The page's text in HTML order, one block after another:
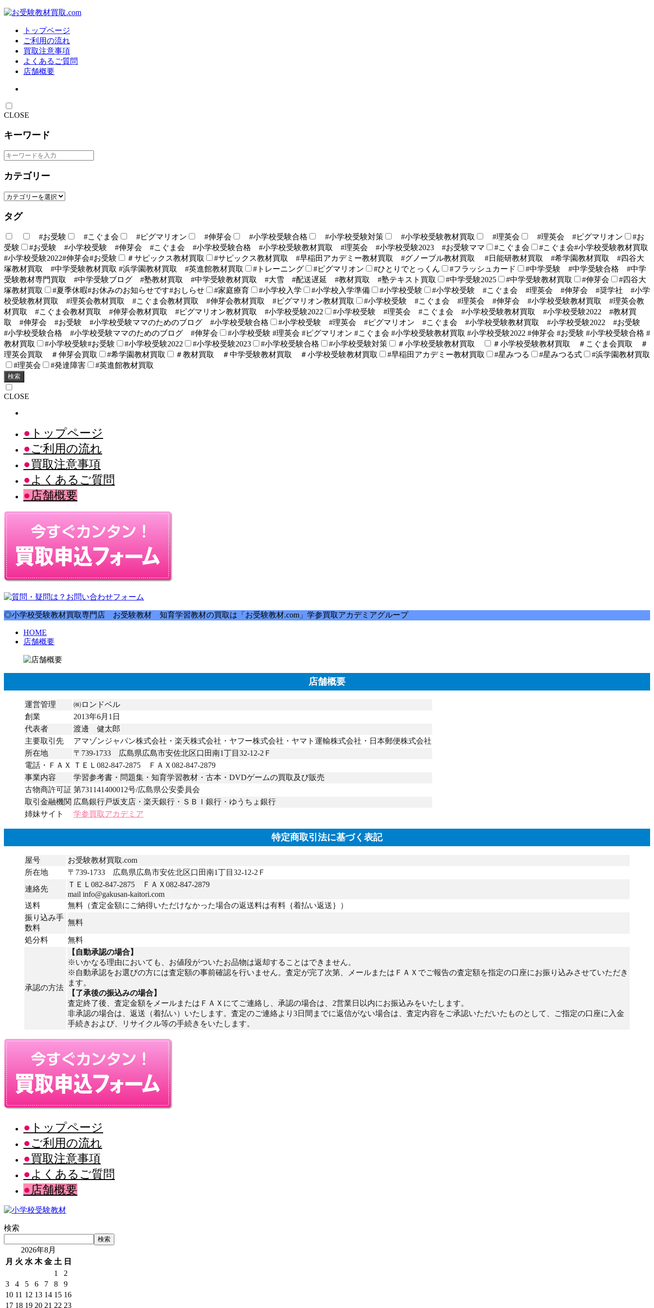
トップページ
ご利用の流れ
買取注意事項
よくあるご質問
店舗概要
CLOSE
キーワード
カテゴリー
タグ
#お受験 #こぐま会 #ピグマリオン #伸芽会 #小学校受験合格 #小学校受験対策 #小学校受験教材買取 #理英会 #理英会 #ピグマリオン
#お
受験
#お受験 #小学校受験 #伸芽会 #こぐま会 #小学校受験合格 #小学校受験教材買取 #理英会 #小学校受験2023 #お受験ママ #こぐま会
#こぐま会#小学校受験教材買取
#小学校受験2022#伸芽会#お受験
＃サピックス教材買取
#サピックス教材買取 #早稲田アカデミー教材買取 #グノーブル教材買取 #日能研教材買取 #希学園教材買取 #四谷大
塚教材買取 #中学受験教材買取 #浜学園教材買取 #英進館教材買取
#トレーニング #ピグマリオン #ひとりでとっくん #フラッシュカード
#中学受験 #中学受験合格 #中学
受験教材専門買取 #中学受験ブログ #塾教材買取 #中学受験教材買取 #大雪 #配送遅延 #教材買取 #塾テキスト買取
#中学受験2025 #中学受験教材買取 #伸芽会
#四谷大
塚教材買取
#夏季休暇#お休みのお知らせです#おしらせ #家庭療育 #小学校入学 #小学校入学準備 #小学校受験
#小学校受験 #こぐま会 #理英会 #伸芽会 #奨学社 #小学
校受験教材買取 #理英会教材買取 #こぐま会教材買取 #伸芽会教材買取 #ピグマリオン教材買取
#小学校受験 #こぐま会 #理英会 #伸芽会 #小学校受験教材買取 #理英会教
材買取 #こぐま会教材買取 #伸芽会教材買取 #ピグマリオン教材買取 #小学校受験2022
#小学校受験 #理英会 #こぐま会 #小学校受験教材買取 #小学校受験2022 #教材買
取 #伸芽会 #お受験 #小学校受験ママのためのブログ #小学校受験合格
#小学校受験 #理英会 #ピグマリオン #こぐま会 #小学校受験教材買取 #小学校受験2022 #お受験
#小学校受験合格 #小学校受験ママのためのブログ #伸芽会
#小学校受験 #理英会 #ピグマリオン #こぐま会 #小学校受験教材買取 #小学校受験2022 #伸芽会 #お受験 #小学校受験合格 #
教材買取
#小学校受験#お受験 #小学校受験2022 #小学校受験2023 #小学校受験合格 #小学校受験対策 ＃小学校受験教材買取
＃小学校受験教材買取 ＃こぐま会買取 ＃
理英会買取 ＃伸芽会買取
#希学園教材買取 ＃教材買取 ＃中学受験教材買取 ＃小学校受験教材買取 #早稲田アカデミー教材買取 #星みつる #星みつる式
#浜学園教材買取
#理英会
#発達障害 #英進館教材買取
検索
CLOSE
トップページ
ご利用の流れ
買取注意事項
よくあるご質問
店舗概要
◎小学校受験教材買取専門店 お受験教材 知育学習教材の買取は「お受験教材.com」学参買取アカデミアグループ
HOME
店舗概要
店舗概要
運営管理
㈱ロンドベル
創業
2013年6月1日
代表者
渡邊 健太郎
主要取引先
アマゾンジャパン株式会社・楽天株式会社・ヤフー株式会社・ヤマト運輸株式会社・日本郵便株式会社
所在地
〒739-1733 広島県広島市安佐北区口田南1丁目32-12-2Ｆ
電話・ＦＡＸ
ＴＥＬ082-847-2875 ＦＡＸ082-847-2879
事業内容
学習参考書・問題集・知育学習教材・古本・DVDゲームの買取及び販売
古物商許可証 第731141400012号/広島県公安委員会
取引金融機関 広島銀行戸坂支店・楽天銀行・ＳＢＩ銀行・ゆうちょ銀行
姉妹サイト
学参買取アカデミア
特定商取引法に基づく表記
屋号
お受験教材買取.com
所在地
〒739-1733 広島県広島市安佐北区口田南1丁目32-12-2Ｆ
連絡先
ＴＥＬ082-847-2875 ＦＡＸ082-847-2879
mail info@gakusan-kaitori.com
送料
無料（査定金額にご納得いただけなかった場合の返送料は有料｛着払い返送｝）
振り込み手
数料
無料
処分料 無料
承認の方法
【自動承認の場合】
※いかなる理由においても、お値段がついたお品物は返却することはできません。
※自動承認をお選びの方には査定額の事前確認を行いません。査定が完了次第、メールまたはＦＡＸでご報告の査定額を指定の口座にお振り込みさせていただき
ます。
【了承後の振込みの場合】
査定終了後、査定金額をメールまたはＦＡＸにてご連絡し、承認の場合は、2営業日以内にお振込みをいたします。
非承認の場合は、返送（着払い）いたします。査定のご連絡より3日間までに返信がない場合は、査定内容をご承認いただいたものとして、ご指定の口座に入金
手続きおよび、リサイクル等の手続きをいたします。
トップページ
ご利用の流れ
買取注意事項
よくあるご質問
店舗概要
検索
検索
2026年8月
月 火 水 木 金 土 日
1
2
3
4 5 6 7 8
9
10 11 12 13 14 15 16
17 18 19 20 21 22 23